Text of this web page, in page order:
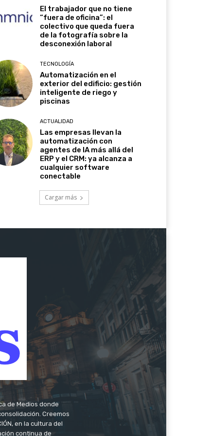
El trabajador que no tiene
“fuera de oficina”: el
colectivo que queda fuera
de la fotografía sobre la
desconexión laboral
TECNOLOGÍA
Automatización en el
exterior del edificio: gestión
inteligente de riego y
piscinas
ACTUALIDAD
Las empresas llevan la
automatización con
agentes de IA más allá del
ERP y el CRM: ya alcanza a
cualquier software
conectable
Cargar más
de Medios donde
Creemos
en la cultura del
continua de